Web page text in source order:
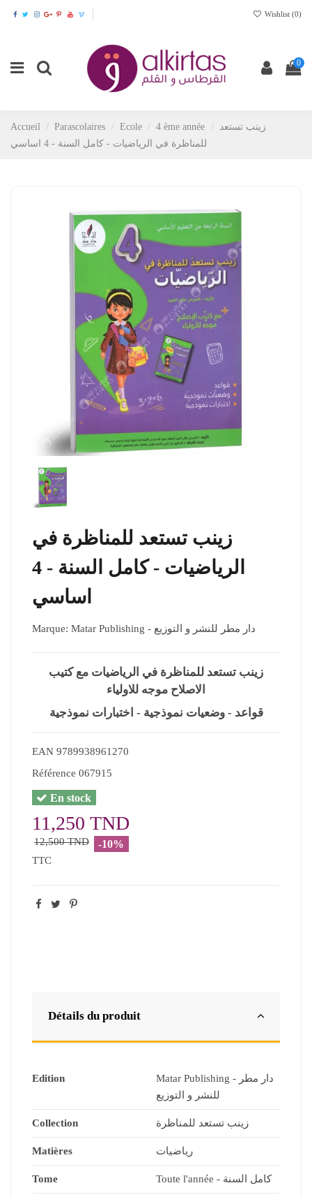
Wishlist (0)
0
Accueil Parascolaires Ecole 4 ème année
زينب تستعد
للمناظرة في الرياضيات - كامل السنة - 4 اساسي
زينب تستعد للمناظرة في
الرياضيات - كامل السنة - 4
اساسي
Marque: Matar Publishing - دار مطر للنشر و التوزيع
زينب تستعد للمناظرة في الرياضيات مع كتيب
الاصلاح موجه للاولياء
قواعد - وضعيات نموذجية - اختبارات نموذجية
EAN 9789938961270
Référence 067915
En stock
11,250 TND
12,500 TND -10%
TTC
Détails du produit
Edition
Matar Publishing - دار مطر
للنشر و التوزيع
Collection زينب تستعد للمناظرة
Matières رياضيات
Tome Toute l'année - كامل السنة